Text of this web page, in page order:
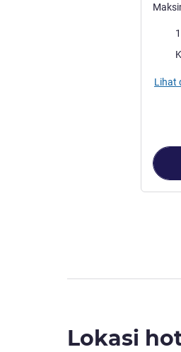
Lihat
Lokasi